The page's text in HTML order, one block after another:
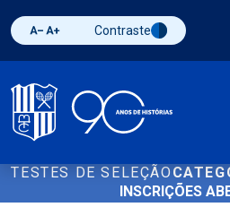
Diminuir fonte
Aumentar fonteAlternar contraste
Contraste
TESTES DE SELEÇÃO
INSCRIÇÕES